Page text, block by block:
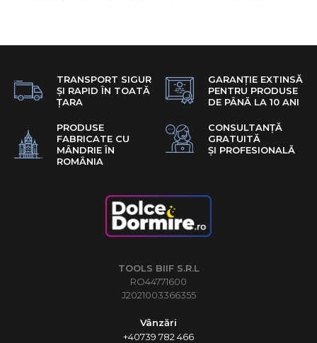
TRANSPORT SIGUR
ȘI RAPID ÎN TOATĂ
ȚARA
GARANȚIE EXTINSĂ
PENTRU PRODUSE
DE PÂNĂ LA 10 ANI
PRODUSE
FABRICATE CU
MÂNDRIE ÎN
ROMÂNIA
CONSULTANȚĂ
GRATUITĂ
ȘI PROFESIONALĂ
TOOLS BIIF S.R.L
RO44771600
J2021003366355
Vânzări
+40739 782 466